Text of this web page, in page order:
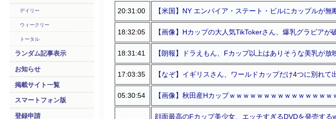
デイリー
ウィークリー
トータル
ランダム記事表示
お知らせ
掲載サイト一覧
スマートフォン版
登録申請
20:31:00 【米国】NY エンパイア・ステート・ビルにカップルが
18:32:05 【画像】Hカップの大人気TikTokerさん、爆乳グラビア
18:31:41 【朗報】ドラえもん、Fカップ以上はありそうな美乳が放
17:03:35 【なぞ】イギリスさん、ワールドカップだけ4つに別れて
05:30:54 【画像】秋田産Hカップｗｗｗｗｗｗｗｗｗｗｗｗｗｗ
顔面最高のFカップ美少女、エッチすぎるDVDを発売す